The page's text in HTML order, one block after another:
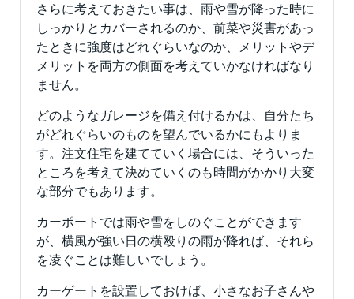
さらに考えておきたい事は、雨や雪が降った時に
しっかりとカバーされるのか、前菜や災害があっ
たときに強度はどれぐらいなのか、メリットやデ
メリットを両方の側面を考えていかなければなり
ません。
どのようなガレージを備え付けるかは、自分たち
がどれぐらいのものを望んでいるかにもよりま
す。注文住宅を建てていく場合には、そういった
ところを考えて決めていくのも時間がかかり大変
な部分でもあります。
カーポートでは雨や雪をしのぐことができます
が、横風が強い日の横殴りの雨が降れば、それら
を凌ぐことは難しいでしょう。
カーゲートを設置しておけば、小さなお子さんや